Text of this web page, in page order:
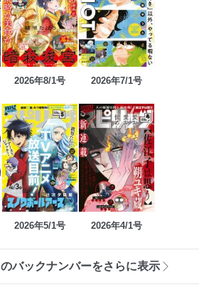
2026年8/1号 2026年7/1号
2026年5/1号 2026年4/1号
バックナンバーをさらに表示